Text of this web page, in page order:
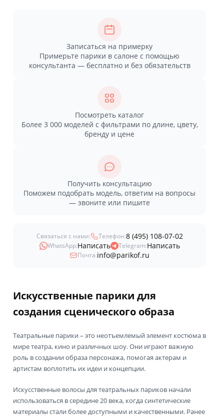
Записаться на примерку
Примерьте парики в салоне с помощью
консультанта — бесплатно и без обязательств
Посмотреть каталог
Более 3 000 моделей с фильтрами по длине, цвету,
бренду и цене
Получить консультацию
Поможем подобрать модель, ответим на вопросы
— звоните или пишите
Связаться с нами: Телефон:8 (495) 108-07-02
WhatsApp:Написать Telegram:Написать
Почта:info@parikof.ru
Искусственные парики для
создания сценического образа
Театральные парики – это неотъемлемый элемент костюма в
мире театра, кино и различных шоу. Они играют важную
роль в создании образа персонажа, помогая актерам и
артистам воплотить их идеи и концепции.
Искусственные волосы для театральных париков начали
использоваться в середине 20 века, когда синтетические
материалы стали более доступными и качественными. Ранее